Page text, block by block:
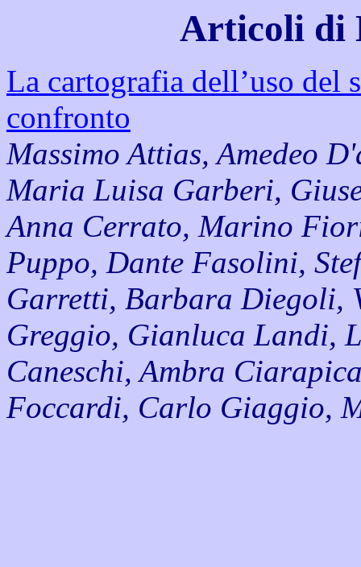
Articoli di
La cartografia dell’uso del
confronto
Massimo Attias, Amedeo
Maria Luisa Garberi,
Anna Cerrato, Marino
Puppo, Dante Fasolini,
Garretti, Barbara Diegoli,
Greggio, Gianluca Landi,
Caneschi, Ambra
Foccardi, Carlo Giaggio,